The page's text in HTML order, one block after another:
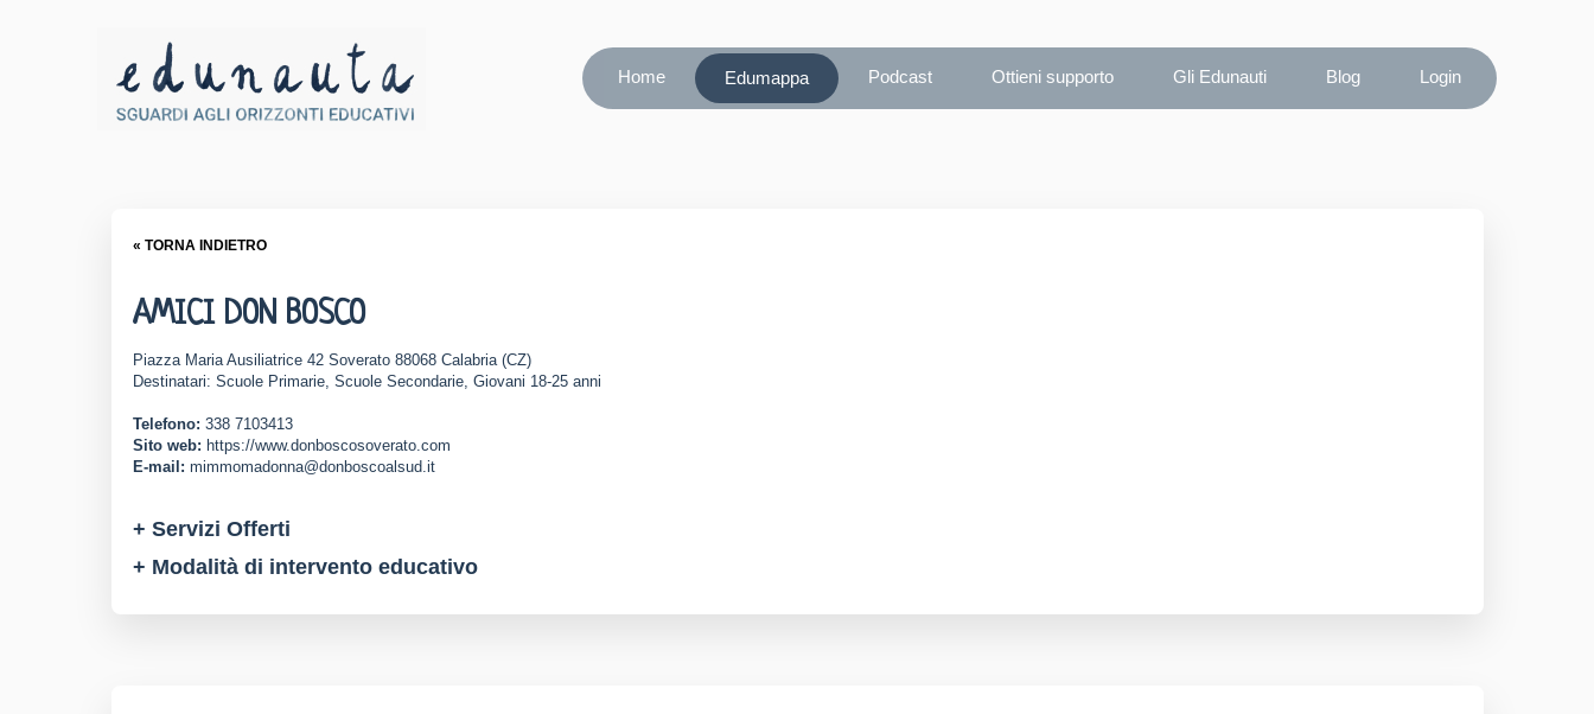
Home Edumappa Podcast Ottieni supporto Gli Edunauti Blog Login
« TORNA INDIETRO
AMICI DON BOSCO
Piazza Maria Ausiliatrice 42 Soverato 88068 Calabria (CZ)
Destinatari: Scuole Primarie, Scuole Secondarie, Giovani 18-25 anni
Telefono: 338 7103413
Sito web: https://www.donboscosoverato.com
E-mail: mimmomadonna@donboscoalsud.it
+ Servizi Offerti
+ Modalità di intervento educativo